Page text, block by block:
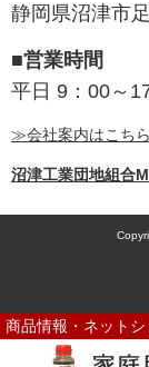
静岡県沼津市
■営業時間
平日 9：00～
≫会社案内はこちら
沼津工業団地組合